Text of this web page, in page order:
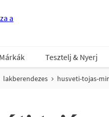
Márkák Tesztelj & Nyerj
lakberendezes husveti-tojas-